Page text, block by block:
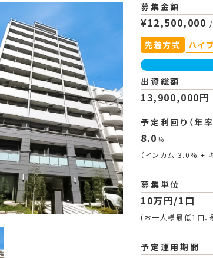
募集金額
¥12,500,000
先着方式
ハイ
出資総額
13,900,000円
予定利回り（年率
8.0％
（インカム 3.0% +
募集単位
10万円/1口
(お一人様最低1口
予定運用期間